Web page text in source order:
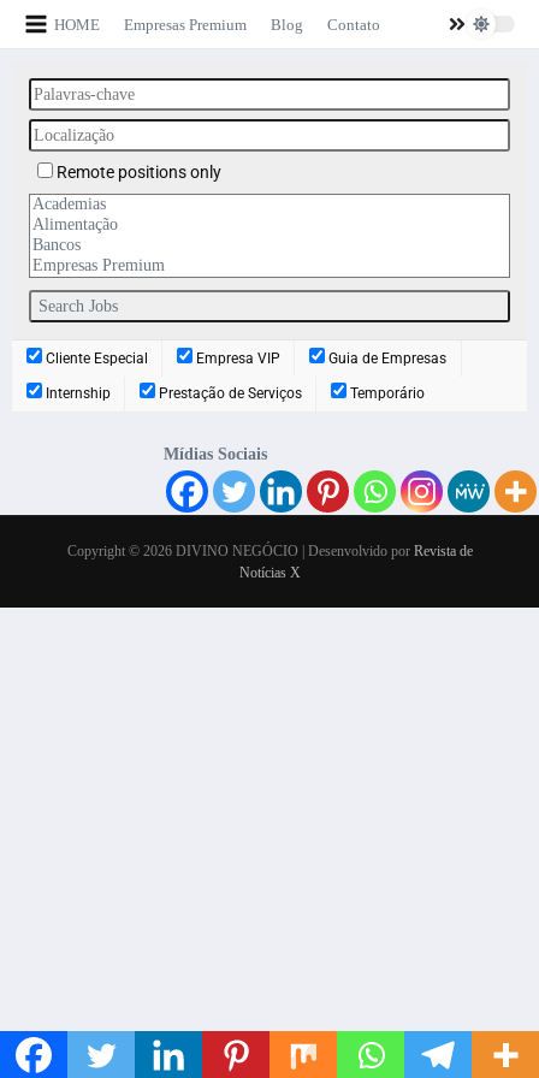
HOME Empresas Premium Blog Contato
Remote positions only
Cliente Especial Empresa VIP Guia de Empresas
Internship Prestação de Serviços Temporário
Mídias Sociais
Copyright © 2026 DIVINO NEGÓCIO | Desenvolvido por Revista de
Notícias X